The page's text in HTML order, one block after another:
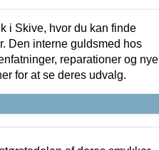
i Skive, hvor du kan finde
Den interne guldsmed hos
reparationer og nye
for at se deres udvalg.